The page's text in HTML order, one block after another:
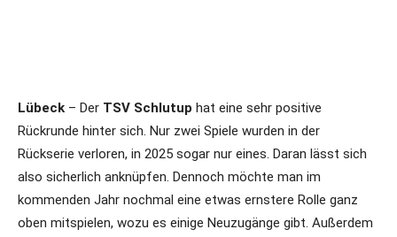
Lübeck – Der TSV Schlutup hat eine sehr positive
Rückrunde hinter sich. Nur zwei Spiele wurden in der
Rückserie verloren, in 2025 sogar nur eines. Daran lässt sich
also sicherlich anknüpfen. Dennoch möchte man im
kommenden Jahr nochmal eine etwas ernstere Rolle ganz
oben mitspielen, wozu es einige Neuzugänge gibt. Außerdem